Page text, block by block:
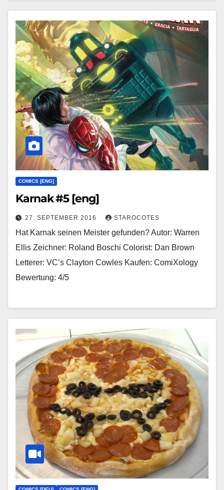
COMICS [ENG]
Karnak #5 [eng]
27. SEPTEMBER 2016 STAROCOTES
Hat Karnak seinen Meister gefunden? Autor: Warren
Ellis Zeichner: Roland Boschi Colorist: Dan Brown
Letterer: VC’s Clayton Cowles Kaufen: ComiXology
Bewertung: 4/5